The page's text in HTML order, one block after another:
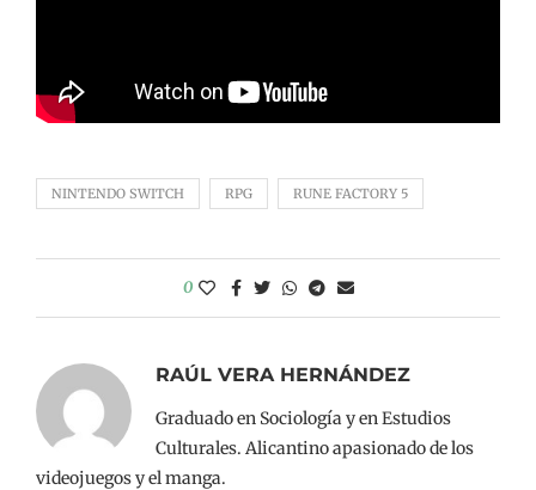
NINTENDO SWITCH RPG RUNE FACTORY 5
0
RAÚL VERA HERNÁNDEZ
Graduado en Sociología y en Estudios
Culturales. Alicantino apasionado de los
videojuegos y el manga.